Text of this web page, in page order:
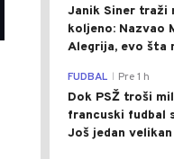
Janik Siner traži
koljeno: Nazvao
Alegrija, evo šta
FUDBAL Pre 1 h
Dok PSŽ troši
francuski fudbal
Još jedan velikan